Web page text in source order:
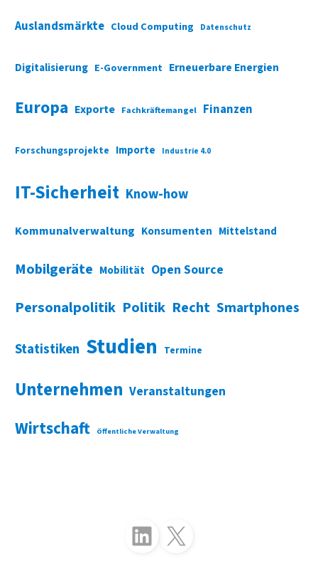
Auslandsmärkte Cloud Computing Datenschutz
Digitalisierung E-Government Erneuerbare Energien
Europa Exporte Fachkräftemangel Finanzen
Forschungsprojekte Importe Industrie 4.0
IT-Sicherheit Know-how
Kommunalverwaltung Konsumenten Mittelstand
Mobilgeräte Mobilität Open Source
Personalpolitik Politik Recht Smartphones
Statistiken Studien Termine
Unternehmen Veranstaltungen
Wirtschaft Öffentliche Verwaltung
Folgen Sie uns auf LinkedInFolgen Sie uns auf X (Twitter)